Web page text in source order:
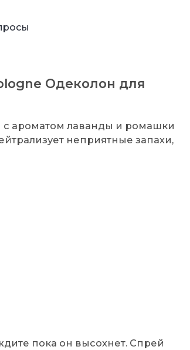
Одеколон для
с ароматом лаванды и ромашки
неприятные запахи,
пока он высохнет. Спрей